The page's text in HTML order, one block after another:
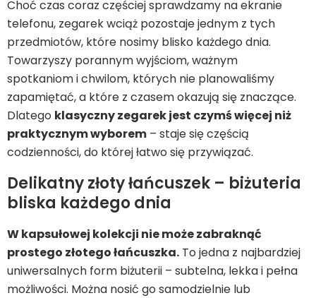
Choć czas coraz częściej sprawdzamy na ekranie
telefonu, zegarek wciąż pozostaje jednym z tych
przedmiotów, które nosimy blisko każdego dnia.
Towarzyszy porannym wyjściom, ważnym
spotkaniom i chwilom, których nie planowaliśmy
zapamiętać, a które z czasem okazują się znaczące.
Dlatego klasyczny zegarek jest czymś więcej niż
praktycznym wyborem – staje się częścią
codzienności, do której łatwo się przywiązać.
Delikatny złoty łańcuszek – biżuteria
bliska każdego dnia
W kapsułowej kolekcji nie może zabraknąć
prostego złotego łańcuszka. To jedna z najbardziej
uniwersalnych form biżuterii – subtelna, lekka i pełna
możliwości. Można nosić go samodzielnie lub